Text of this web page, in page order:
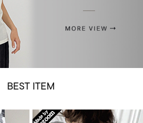
BEST ITEM